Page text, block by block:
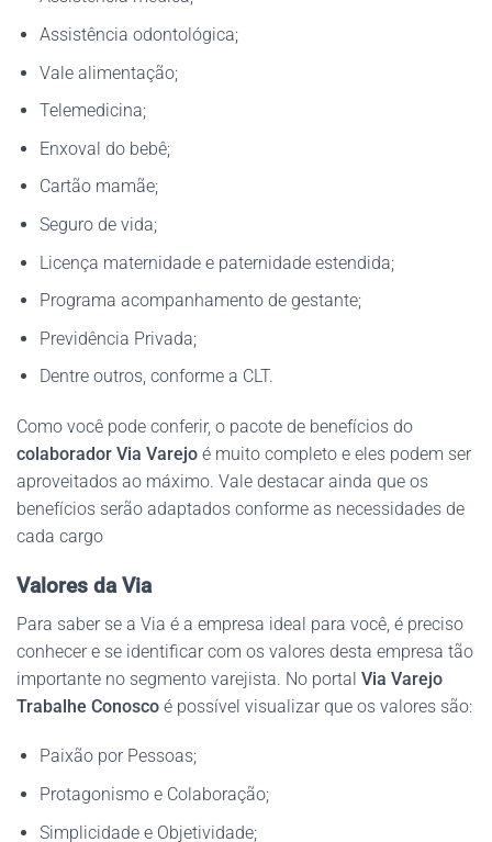
Assistência odontológica;
Vale alimentação;
Telemedicina;
Enxoval do bebê;
Cartão mamãe;
Seguro de vida;
Licença maternidade e paternidade estendida;
Programa acompanhamento de gestante;
Previdência Privada;
Dentre outros, conforme a CLT.
Como você pode conferir, o pacote de benefícios do
colaborador Via Varejo é muito completo e eles podem ser
aproveitados ao máximo. Vale destacar ainda que os
benefícios serão adaptados conforme as necessidades de
cada cargo
Valores da Via
Para saber se a Via é a empresa ideal para você, é preciso
conhecer e se identificar com os valores desta empresa tão
importante no segmento varejista. No portal Via Varejo
Trabalhe Conosco é possível visualizar que os valores são:
Paixão por Pessoas;
Protagonismo e Colaboração;
Simplicidade e Objetividade;